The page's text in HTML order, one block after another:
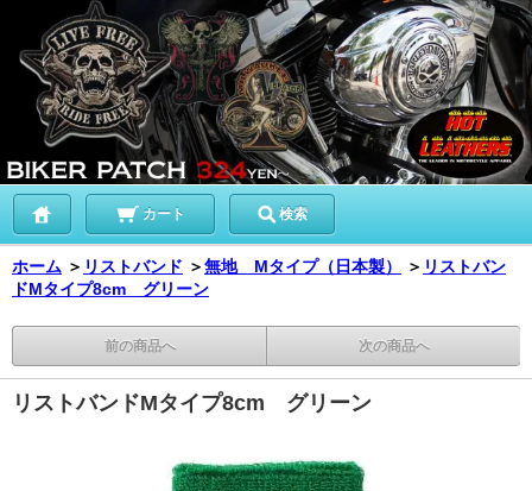
カート 検索
ホーム ＞ リストバンド ＞無地 Mタイプ（日本製） ＞ リストバン
ドMタイプ8cm グリーン
前の商品へ 次の商品へ
リストバンドMタイプ8cm グリーン